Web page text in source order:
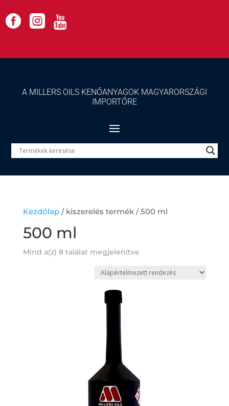
  
A MILLERS OILS KENŐANYAGOK MAGYARORSZÁGI
IMPORTŐRE
Kezdőlap/ kiszerelés termék / 500 ml
500 ml
Mind a(z) 8 találat megjelenítve